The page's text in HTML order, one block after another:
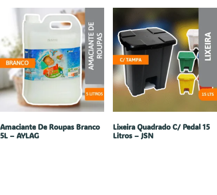
Amaciante De Roupas Branco
5L – AYLAG
Lixeira Quadrado C/ Pedal 15
Litros – JSN